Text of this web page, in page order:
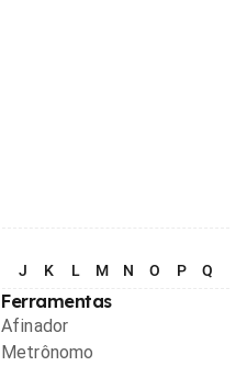
J K L M N O P Q
Ferramentas
Afinador
Metrônomo